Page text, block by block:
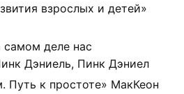
взрослых и детей»
деле нас
Дэниель, Пинк Дэниел
Путь к простоте» МакКеон